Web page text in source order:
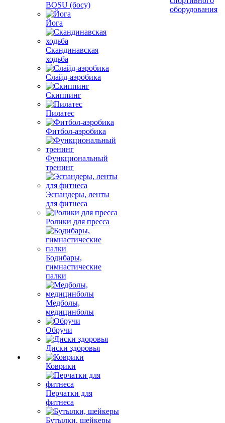
BOSU (босу)
Йога
Скандинавская
ходьба
Слайд-аэробика
Скиппинг
Пилатес
Фитбол-аэробика
Функциональный
тренинг
Эспандеры, ленты
для фитнеса
Ролики для пресса
Бодибары,
гимнастические
палки
Медболы,
медицинболы
Обручи
Диски здоровья
Коврики
Перчатки для
фитнеса
Бутылки, шейкеры
оборудования